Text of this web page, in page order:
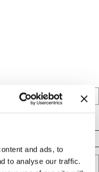
and ads, to
to analyse our traffic.
Cropped
LEGEN